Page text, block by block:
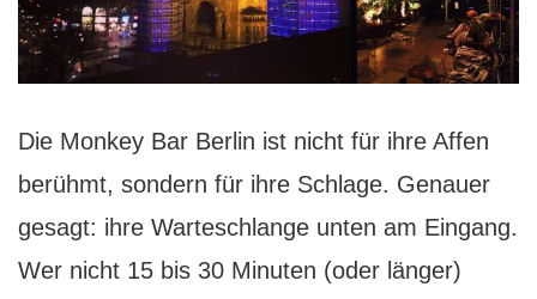
Die Monkey Bar Berlin ist nicht für ihre Affen
berühmt, sondern für ihre Schlage. Genauer
gesagt: ihre Warteschlange unten am Eingang.
Wer nicht 15 bis 30 Minuten (oder länger)